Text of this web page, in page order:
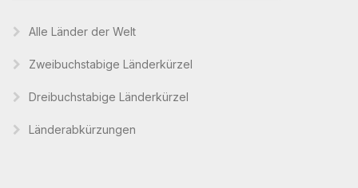
Alle Länder der Welt
Zweibuchstabige Länderkürzel
Dreibuchstabige Länderkürzel
Länderabkürzungen